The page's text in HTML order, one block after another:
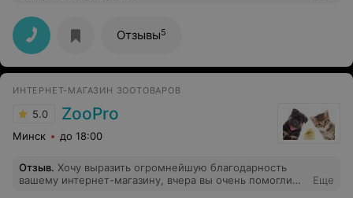
Отзывы5
ИНТЕРНЕТ-МАГАЗИН ЗООТОВАРОВ
5.0 ZooPro
Минск до 18:00
Отзыв. Хочу выразить огромнейшую благодарность
вашему интернет-магазину, вчера вы очень помогли
Еще